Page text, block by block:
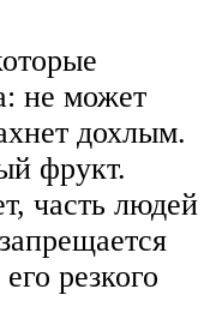
не может
дохлым.
фрукт.
часть людей
резкого